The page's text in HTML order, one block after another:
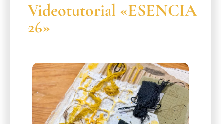
Videotutorial «ESENCIA
26»